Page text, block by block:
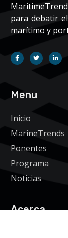
para debatir
marítimo y
Menu
Inicio
MarineTrends
Ponentes
Programa
Noticias
Acerca